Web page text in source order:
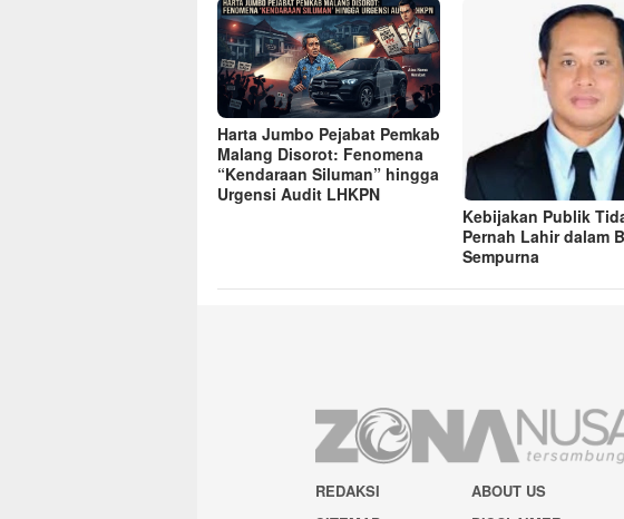
Harta Jumbo Pejabat Pemkab
Malang Disorot: Fenomena
“Kendaraan Siluman” hingga
Urgensi Audit LHKPN
Kebijakan Publik
Pernah Lahir dalam
Sempurna
REDAKSI ABOUT US